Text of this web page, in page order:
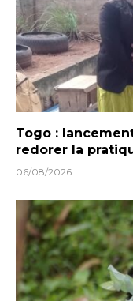
Togo :
redorer la
06/08/2026